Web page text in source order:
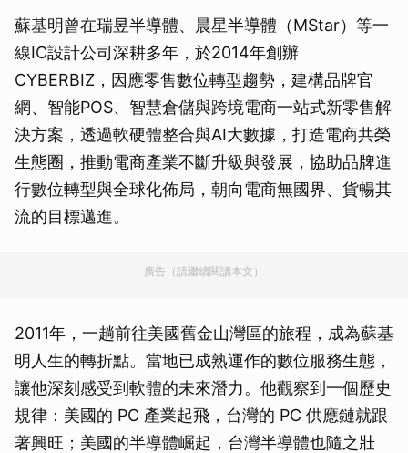
蘇基明曾在瑞昱半導體、晨星半導體（MStar）等一
線IC設計公司深耕多年，於2014年創辦
CYBERBIZ，因應零售數位轉型趨勢，建構品牌官
網、智能POS、智慧倉儲與跨境電商一站式新零售解
決方案，透過軟硬體整合與AI大數據，打造電商共榮
生態圈，推動電商產業不斷升級與發展，協助品牌進
行數位轉型與全球化佈局，朝向電商無國界、貨暢其
流的目標邁進。
廣告（請繼續閱讀本文）
2011年，一趟前往美國舊金山灣區的旅程，成為蘇基
明人生的轉折點。當地已成熟運作的數位服務生態，
讓他深刻感受到軟體的未來潛力。他觀察到一個歷史
規律：美國的 PC 產業起飛，台灣的 PC 供應鏈就跟
著興旺；美國的半導體崛起，台灣半導體也隨之壯